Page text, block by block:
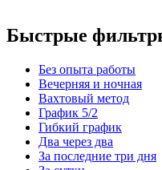
Быстрые
Без опыта работы
Вечерняя и ночная
Вахтовый метод
График 5/2
Гибкий график
Два через два
За последние три дня